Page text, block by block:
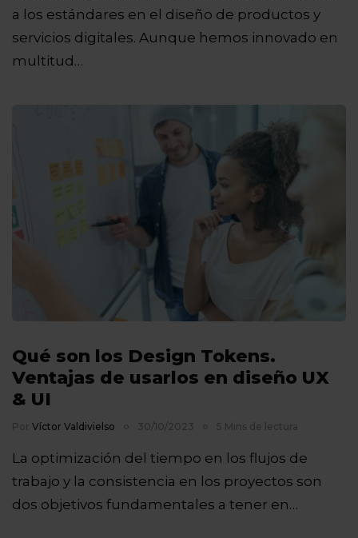
a los estándares en el diseño de productos y
servicios digitales. Aunque hemos innovado en
multitud…
Qué son los Design Tokens.
Ventajas de usarlos en diseño UX
& UI
Por Víctor Valdivielso 30/10/2023 5 Mins de lectura
La optimización del tiempo en los flujos de
trabajo y la consistencia en los proyectos son
dos objetivos fundamentales a tener en…